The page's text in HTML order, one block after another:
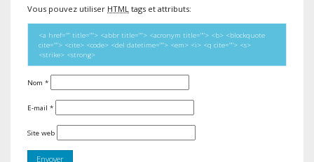
Vous pouvez utiliser HTML tags et attributs:
<a href="" title=""> <abbr title=""> <acronym title=""> <b> <blockquote
cite=""> <cite> <code> <del datetime=""> <em> <i> <q cite=""> <s>
<strike> <strong>
Nom *
E-mail *
Site web